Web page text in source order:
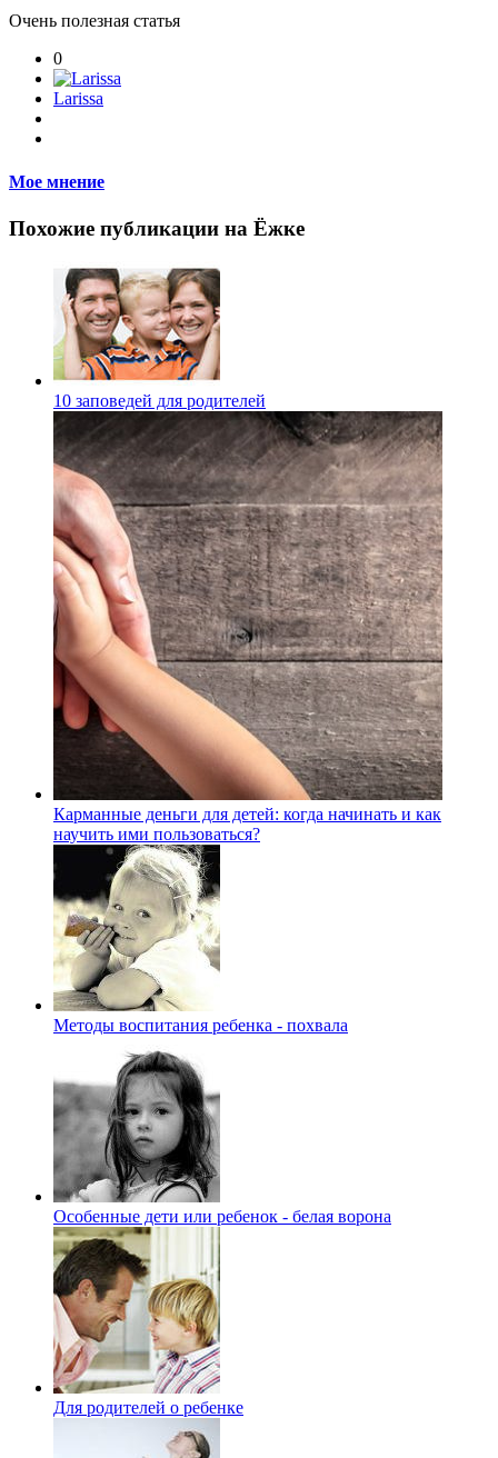
Очень полезная статья
0
Larissa
Мое мнение
Похожие публикации на Ёжке
10 заповедей для родителей
Карманные деньги для детей: когда начинать и как
научить ими пользоваться?
Методы воспитания ребенка - похвала
Особенные дети или ребенок - белая ворона
Для родителей о ребенке